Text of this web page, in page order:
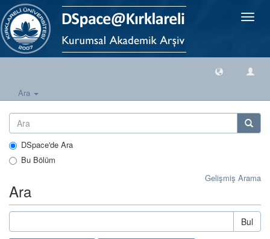
Geçiş
Ara
DSpace'de Ara
Bu Bölüm
Gelişmiş Arama
Ara
Bul